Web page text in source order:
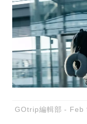
GOtrip編輯部 Feb